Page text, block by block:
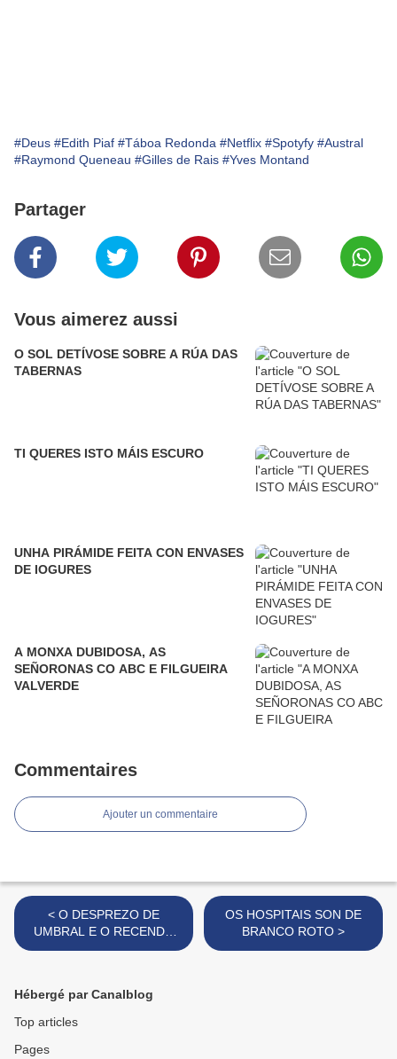
#Deus #Edith Piaf #Táboa Redonda #Netflix #Spotyfy #Austral
#Raymond Queneau #Gilles de Rais #Yves Montand
Partager
Vous aimerez aussi
O SOL DETÍVOSE SOBRE A RÚA DAS
TABERNAS
TI QUERES ISTO MÁIS ESCURO
UNHA PIRÁMIDE FEITA CON ENVASES
DE IOGURES
A MONXA DUBIDOSA, AS
SEÑORONAS CO ABC E FILGUEIRA
VALVERDE
Commentaires
Ajouter un commentaire
< O DESPREZO DE
UMBRAL E O RECENDO
VARONIL
OS HOSPITAIS SON DE
BRANCO ROTO >
Hébergé par Canalblog
Top articles
Pages